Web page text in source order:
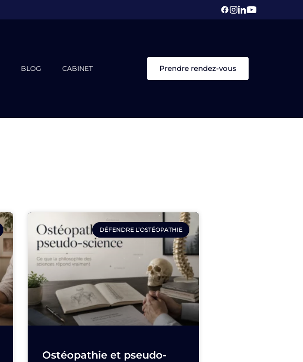
BLOG CABINET Prendre rendez-vous
DÉFENDRE L’OSTÉOPATHIE
Ostéopathie et pseudo-